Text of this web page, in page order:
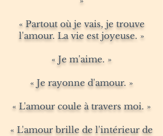
« Partout où je vais, je trouve
l'amour. La vie est joyeuse. »
« Je m'aime. »
« Je rayonne d'amour. »
« L'amour coule à travers moi. »
« L'amour brille de l'intérieur de